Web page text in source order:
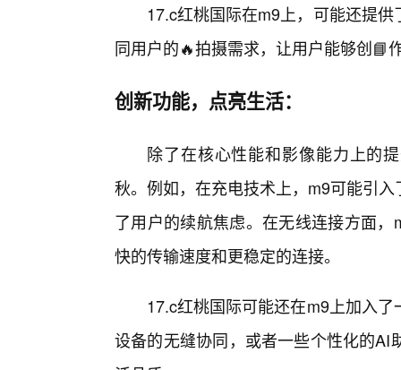
17.c红桃国际在m9上，可能还提
同用户的🔥拍摄需求，让用户能够创📘
创新功能，点亮生活：
除了在核心性能和影像能力上的
秋。例如，在充电技术上，m9可能引
了用户的续航焦虑。在无线连接方面
快的传输速度和更稳定的连接。
17.c红桃国际可能还在m9上加入
设备的无缝协同，或者一些个性化的